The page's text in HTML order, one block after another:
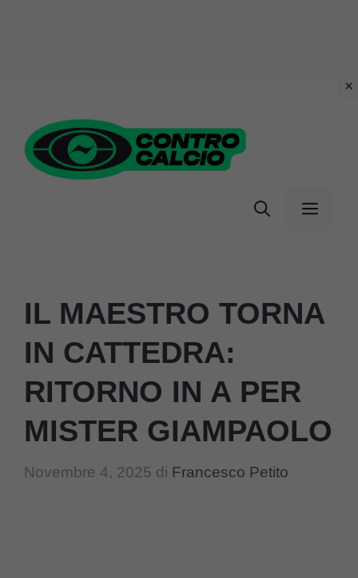
contenuto
Menu
IL MAESTRO TORNA
IN CATTEDRA:
RITORNO IN A PER
MISTER GIAMPAOLO
Novembre 4, 2025 di Francesco Petito